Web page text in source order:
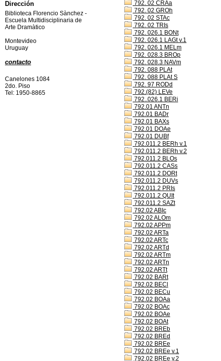
792. 02 CRAa
792. 02 GROh
792. 02 STAc
792. 02 TRIs
792. 026.1 BONt
792. 026.1 LAGt v.1
792. 026.1 MELm
792. 028.3 BROp
792. 028.3 NAVm
792. 088 PLAt
792. 088 PLAt S
792. 97 RODd
792.(82) LEVe
792..026.1 BERi
792.01 ANTn
792.01 BADr
792.01 BAXs
792.01 DOAe
792.01 DUBf
792.011.2 BERh v.1
792.011.2 BERh v.2
792.011.2 BLOs
792.011.2 CASs
792.011.2 DORt
792.011.2 DUVs
792.011.2 PRIs
792.011.2 QUIt
792.011.2 SAZt
792.02 ABIc
792.02 ALOm
792.02 APPm
792.02 ARTa
792.02 ARTc
792.02 ARTd
792.02 ARTm
792.02 ARTn
792.02 ARTt
792.02 BARt
792.02 BECl
792.02 BECu
792.02 BOAa
792.02 BOAc
792.02 BOAe
792.02 BOAt
792.02 BREb
792.02 BREd
792.02 BREe
792.02 BREe v.1
792.02 BREe v.2
Dirección
Biblioteca Florencio Sànchez -
Escuela Multidisciplinaria de
Arte Dramàtico
Montevideo
Uruguay
contacto
Canelones 1084
2do. Piso
Tel: 1950-8865